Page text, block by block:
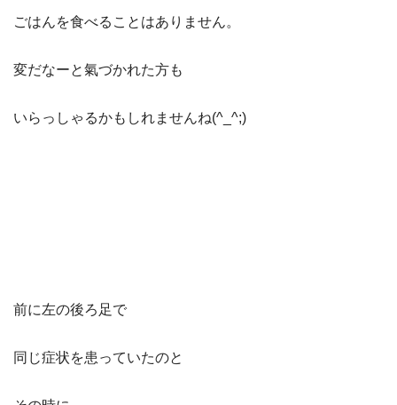
ごはんを食べることはありません。
変だなーと氣づかれた方も
いらっしゃるかもしれませんね(^_^;)
前に左の後ろ足で
同じ症状を患っていたのと